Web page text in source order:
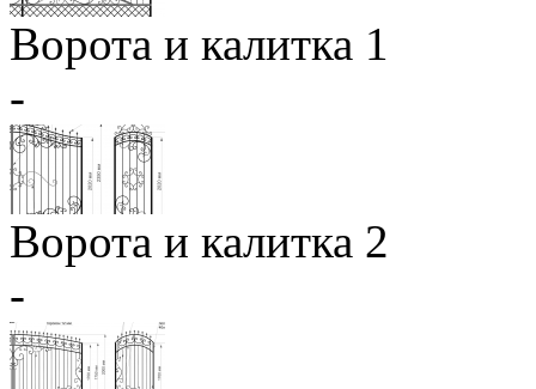
Ворота и калитка 1
-
Ворота и калитка 2
-